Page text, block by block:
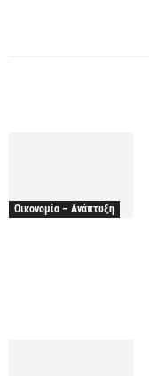
Οικονομία – Ανάπτυξη